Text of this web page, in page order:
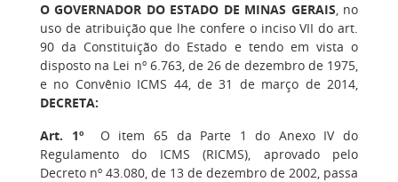
O GOVERNADOR DO ESTADO DE MINAS GERAIS, no
uso de atribuição que lhe confere o inciso VII do art.
90 da Constituição do Estado e tendo em vista o
disposto na Lei nº 6.763, de 26 de dezembro de 1975,
e no Convênio ICMS 44, de 31 de março de 2014,
DECRETA:
Art. 1ºO item 65 da Parte 1 do Anexo IV do
Regulamento do ICMS (RICMS), aprovado pelo
Decreto nº 43.080, de 13 de dezembro de 2002, passa